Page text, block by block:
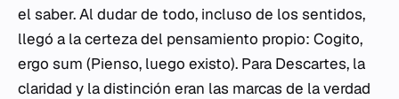
el saber. Al dudar de todo, incluso de los sentidos,
llegó a la certeza del pensamiento propio: Cogito,
ergo sum (Pienso, luego existo). Para Descartes, la
claridad y la distinción eran las marcas de la verdad